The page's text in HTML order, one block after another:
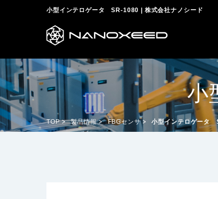
小型インテロゲータ SR-1080 | 株式会社ナノシード
小
TOP 製品情報 FBGセンサ 小型インテロゲータ